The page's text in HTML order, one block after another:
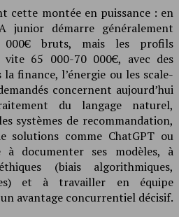
cette montée en puissance : en
junior démarre généralement
bruts, mais les profils
vite 65 000-70 000€, avec des
finance, l’énergie ou les scale-
concernent aujourd’hui
du langage naturel,
systèmes de recommandation,
solutions comme ChatGPT ou
à documenter ses modèles, à
(biais algorithmiques,
et à travailler en équipe
avantage concurrentiel décisif.